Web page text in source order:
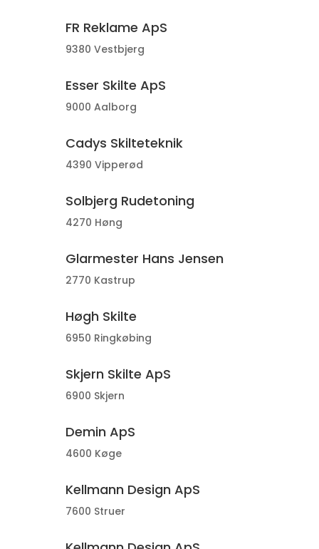
FR Reklame ApS
9380 Vestbjerg
Esser Skilte ApS
9000 Aalborg
Cadys Skilteteknik
4390 Vipperød
Solbjerg Rudetoning
4270 Høng
Glarmester Hans Jensen
2770 Kastrup
Høgh Skilte
6950 Ringkøbing
Skjern Skilte ApS
6900 Skjern
Demin ApS
4600 Køge
Kellmann Design ApS
7600 Struer